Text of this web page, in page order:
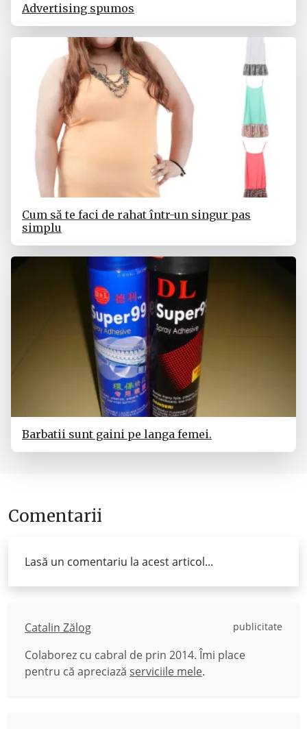
Advertising spumos
Cum să te faci de rahat într-un singur pas
simplu
Barbatii sunt gaini pe langa femei.
Comentarii
Lasă un comentariu la acest articol...
Catalin Zălog publicitate
Colaborez cu cabral de prin 2014. Îmi place
pentru că apreciază serviciile mele.